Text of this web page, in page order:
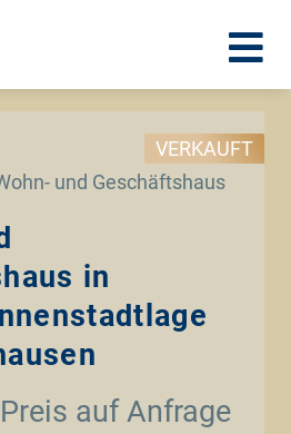
und Geschäftshaus
VERKAUFT
in
Preis auf Anfrage